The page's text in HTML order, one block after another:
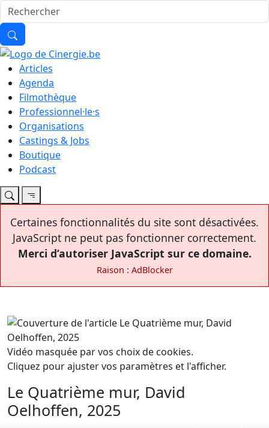
Articles
Agenda
Filmothèque
Professionnel·le·s
Organisations
Castings & Jobs
Boutique
Podcast
Certaines fonctionnalités du site sont désactivées.
JavaScript ne peut pas fonctionner correctement.
Merci d’autoriser JavaScript sur ce domaine.
Raison : AdBlocker
Vidéo masquée par vos choix de cookies.
Cliquez pour ajuster vos paramètres et l'afficher.
Le Quatrième mur, David
Oelhoffen, 2025